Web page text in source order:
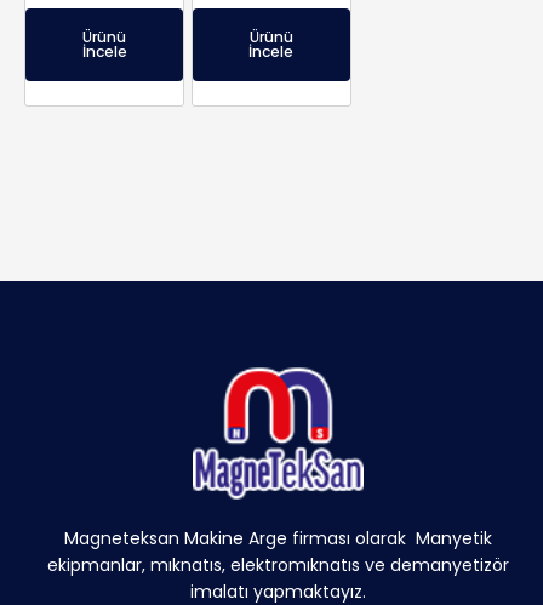
Ürünü
İncele
Ürünü
İncele
Magneteksan Makine Arge firması olarak Manyetik
ekipmanlar, mıknatıs, elektromıknatıs ve demanyetizör
imalatı yapmaktayız.